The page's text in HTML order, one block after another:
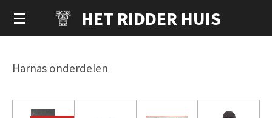
Ga
direct
hoofdinhoud
HET RIDDER HUIS
Harnas onderdelen